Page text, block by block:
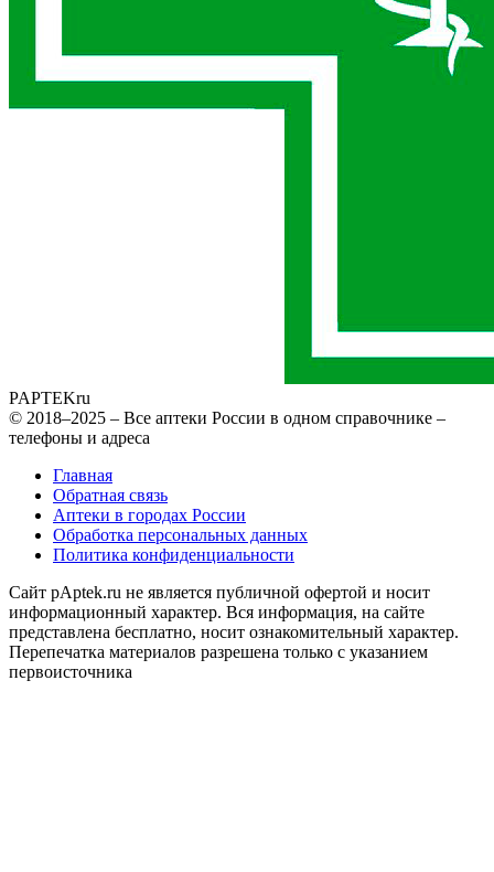
PAPTEKru
© 2018–2025 – Все аптеки России в одном справочнике –
телефоны и адреса
Главная
Обратная связь
Аптеки в городах России
Обработка персональных данных
Политика конфиденциальности
Сайт pAptek.ru не является публичной офертой и носит
информационный характер. Вся информация, на сайте
представлена бесплатно, носит ознакомительный характер.
Перепечатка материалов разрешена только с указанием
первоисточника